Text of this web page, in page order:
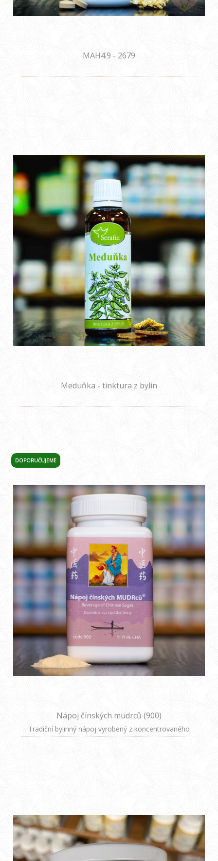
MAH4.9 - 2679
Meduňka - tinktura z bylin
DOPORUČUJEME
Nápoj čínských mudrců (900)
Tradiční bylinný nápoj vyrobený z koncentrovaného
extraktu slzovky obecné, který podle čínské medicíny